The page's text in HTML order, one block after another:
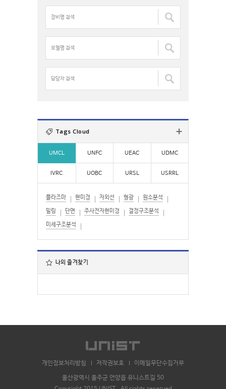
명
색
:
델
명
:자
:
Tags Cloud
UMCL UNFC UEAC UDMC
IVRC UOBC URSL USRRL
플라즈마 현미경 자외선 형광 원소분석
밀링 단면 주사전자현미경 결정구조분석
미세구조분석
나의 즐겨찾기
개인정보처리방침 저작권보호 이메일무단수집거부
울산광역시 울주군 언양읍 유니스트길 50